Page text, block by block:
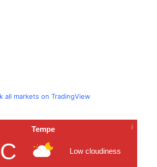
all markets on TradingView
Tempe
Low cloudiness